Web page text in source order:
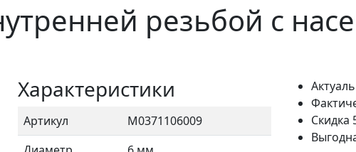
резьбой с
Характеристики
Артикул
М0371106009
Скидка